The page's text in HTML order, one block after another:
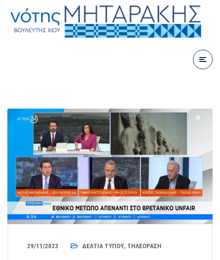
29/11/2023 ΔΕΛΤΊΑ ΤΎΠΟΥ, ΤΗΛΕΌΡΑΣΗ